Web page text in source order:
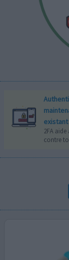
existant
2FA
contre